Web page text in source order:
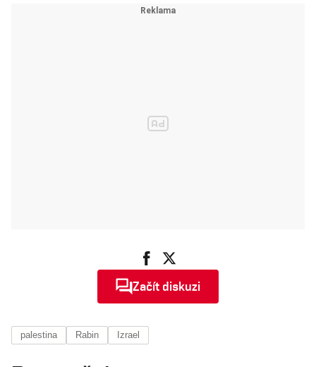
Začít diskuzi
palestina Rabin Izrael